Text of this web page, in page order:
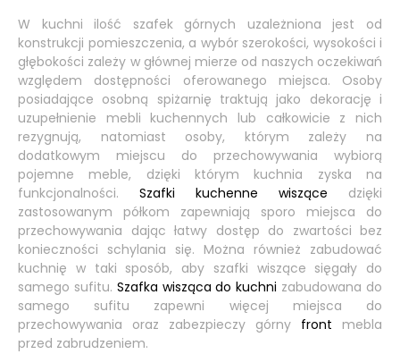
W kuchni ilość szafek górnych uzależniona jest od
konstrukcji pomieszczenia, a wybór szerokości, wysokości i
głębokości zależy w głównej mierze od naszych oczekiwań
względem dostępności oferowanego miejsca. Osoby
posiadające osobną spiżarnię traktują jako dekorację i
uzupełnienie mebli kuchennych lub całkowicie z nich
rezygnują, natomiast osoby, którym zależy na
dodatkowym miejscu do przechowywania wybiorą
pojemne meble, dzięki którym kuchnia zyska na
funkcjonalności. Szafki kuchenne wiszące dzięki
zastosowanym półkom zapewniają sporo miejsca do
przechowywania dając łatwy dostęp do zwartości bez
konieczności schylania się. Można również zabudować
kuchnię w taki sposób, aby szafki wiszące sięgały do
samego sufitu. Szafka wisząca do kuchni zabudowana do
samego sufitu zapewni więcej miejsca do
przechowywania oraz zabezpieczy górny front mebla
przed zabrudzeniem.